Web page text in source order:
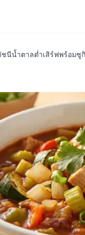
ชนีน้ำตาลต่ำเสิร์ฟพร้อมซู